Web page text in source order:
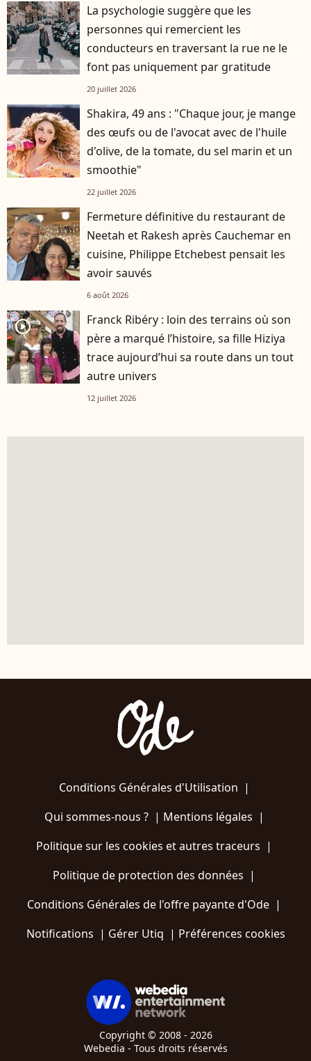
La psychologie suggère que les
personnes qui remercient les
conducteurs en traversant la rue ne le
font pas uniquement par gratitude
20 juillet 2026
Shakira, 49 ans : "Chaque jour, je mange
des œufs ou de l'avocat avec de l'huile
d'olive, de la tomate, du sel marin et un
smoothie"
22 juillet 2026
Fermeture définitive du restaurant de
Neetah et Rakesh après Cauchemar en
cuisine, Philippe Etchebest pensait les
avoir sauvés
6 août 2026
player2
Franck Ribéry : loin des terrains où son
père a marqué l’histoire, sa fille Hiziya
trace aujourd’hui sa route dans un tout
autre univers
12 juillet 2026
Conditions Générales d'Utilisation |
Qui sommes-nous ?| Mentions légales |
Politique sur les cookies et autres traceurs |
Politique de protection des données |
Conditions Générales de l'offre payante d'Ode |
Notifications | Gérer Utiq | Préférences cookies
Copyright © 2008 - 2026
Webedia - Tous droits réservés